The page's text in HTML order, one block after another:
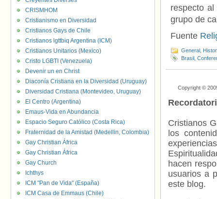
respecto
grupo de
Fuente
General
Brasil
Copyright ©
Cristianos
los
hacen
usuarios a
este blog.
CRISMHOM
Cristianismo en Diversidad
Cristianos Gays de Chile
Cristianos lgttbiq Argentina (ICM)
Cristianos Unitarios (Mexico)
Cristo LGBTI (Venezuela)
Devenir un en Christ
Diaconía Cristiana en la Diversidad (Uruguay)
Diversidad Cristiana (Montevideo, Uruguay)
El Centro (Argentina)
Emaus-Vida en Abundancia
Espacio Seguro Católico (Costa Rica)
Fraternidad de la Amistad (Medellin, Colombia)
Gay Christian África
Gay Christian África
Gay Church
Ichthys
ICM "Pan de Vida" (España)
ICM Casa de Emmaus (Chile)